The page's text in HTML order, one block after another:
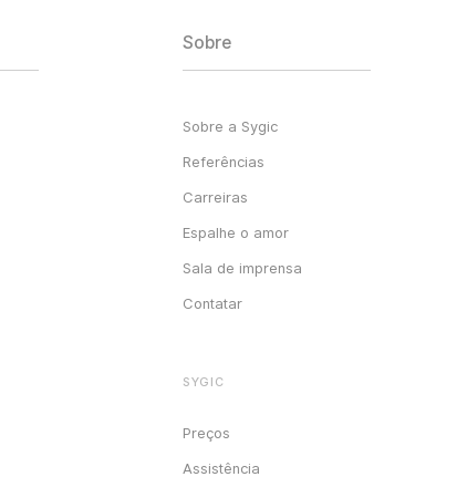
Sobre
Sobre a Sygic
Referências
Carreiras
Espalhe o amor
Sala de imprensa
Contatar
SYGIC
Preços
Assistência